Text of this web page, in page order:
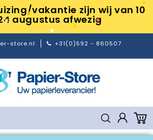
vakantie zijn wij van 10
augustus afwezig
store.nl +31(0)592 - 860507